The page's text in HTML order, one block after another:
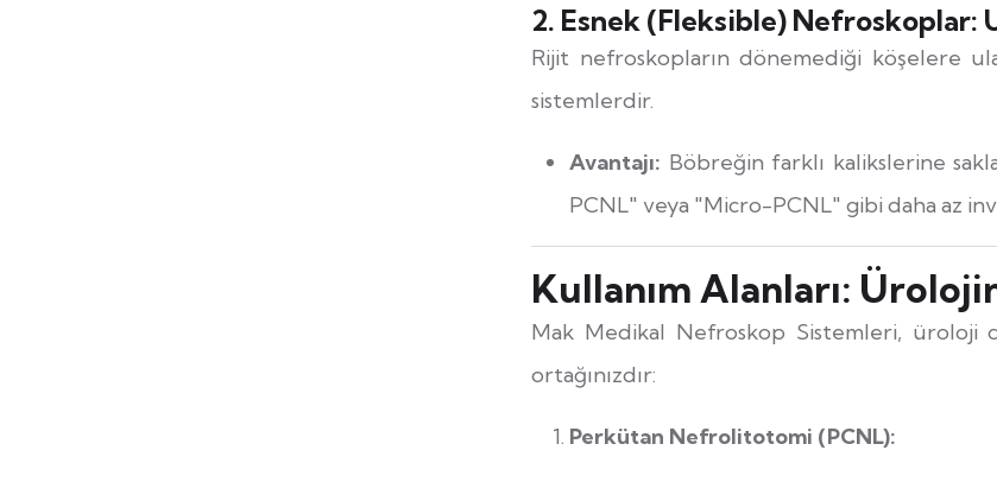
2. Esnek (Fleksible) Nefroskoplar:
Rijit nefroskopların dönemediği köşelere
sistemlerdir.
Avantajı: Böbreğin farklı kalikslerine
PCNL" veya "Micro-PCNL" gibi daha az
Kullanım Alanları:
Mak Medikal Nefroskop Sistemleri, üroloji
ortağınızdır:
Perkütan Nefrolitotomi (PCNL):